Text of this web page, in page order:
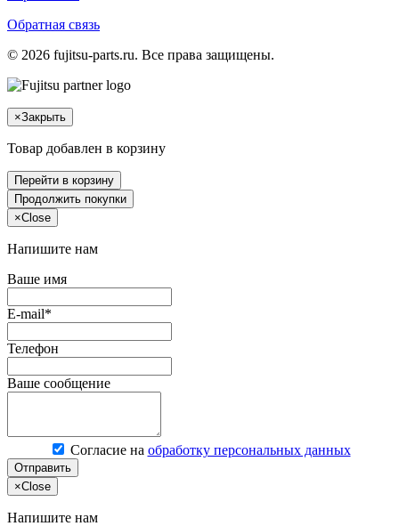
Обратная связь
© 2026 fujitsu-parts.ru. Все права защищены.
×Закрыть
Товар добавлен в корзину
Перейти в корзину
Продолжить покупки
×Close
Напишите нам
Ваше имя
E-mail*
Телефон
Ваше сообщение
Согласие на обработку персональных данных
Отправить
×Close
Напишите нам